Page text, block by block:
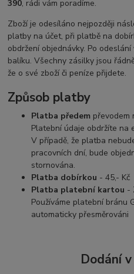
390, rádi vám poradíme.
Zboží je odesíláno nejpozději
platby na účet, při platbě na
obdržení objednávky. Po
balíku. Všechny zásilky jsou
že o své zboží či peníze přijdete.
Způsob platby
Platba předem převodem
Platební údaje obdržíte na
V případě, že platba
pracovních dní, bude
stornována.
Platba dobírkou - 45,- Kč
Platba platební kartou -
Používáme platební bránu
automaticky přesměrováni
Dodání